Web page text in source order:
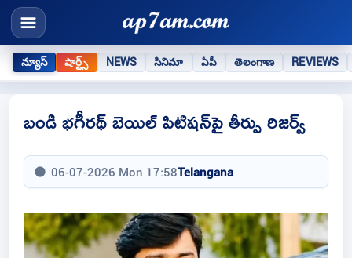
న్యూస్ షార్ట్స్ NEWS సినిమా ఏపీ తెలంగాణ REVIEWS
బండి భగీరథ్ బెయిల్ పిటిషన్‌పై తీర్పు రిజర్వ్
06-07-2026 Mon 17:58Telangana